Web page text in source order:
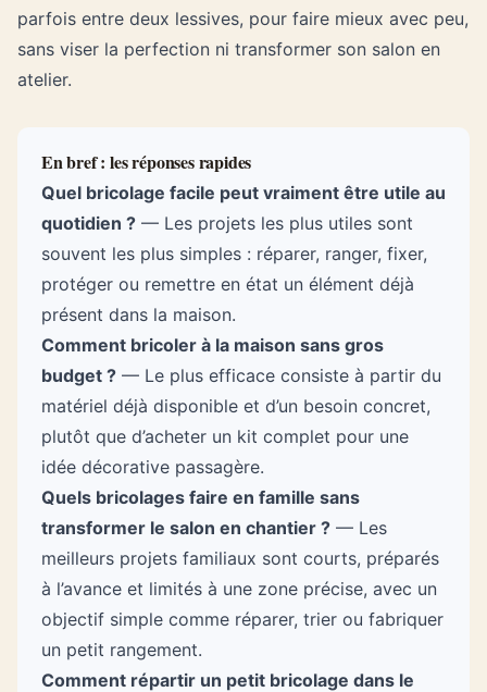
parfois entre deux lessives, pour faire mieux avec peu,
sans viser la perfection ni transformer son salon en
atelier.
En bref : les réponses rapides
Quel bricolage facile peut vraiment être utile au
quotidien ? — Les projets les plus utiles sont
souvent les plus simples : réparer, ranger, fixer,
protéger ou remettre en état un élément déjà
présent dans la maison.
Comment bricoler à la maison sans gros
budget ? — Le plus efficace consiste à partir du
matériel déjà disponible et d’un besoin concret,
plutôt que d’acheter un kit complet pour une
idée décorative passagère.
Quels bricolages faire en famille sans
transformer le salon en chantier ? — Les
meilleurs projets familiaux sont courts, préparés
à l’avance et limités à une zone précise, avec un
objectif simple comme réparer, trier ou fabriquer
un petit rangement.
Comment répartir un petit bricolage dans le